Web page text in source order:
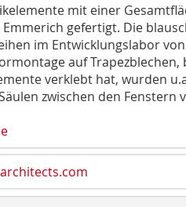
mit einer
gefertigt. Die
im Entwicklungslabor
auf
verklebt hat, wurden
zwischen den Fenstern